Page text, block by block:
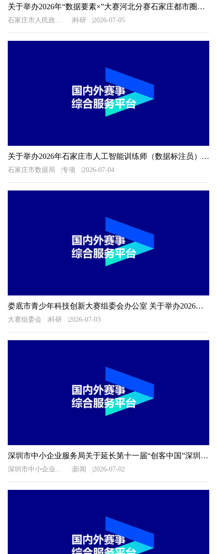
关于举办2026年“数据要素×”大赛河北分赛石家庄都市圈地方赛的通知
石家庄市人民政府办公室 科研 2026-07-05
关于举办2026年石家庄市人工智能训练师（数据标注员）职业技能大赛的通知
石家庄市数据局 专项 2026-07-04
娄底市青少年科技创新大赛组委会办公室 关于举办2026年娄底市青少年科技创新大赛的预通知
大赛组委会 科研 2026-07-03
深圳市中小企业服务局关于延长第十一届“创客中国”深圳市中小企业创新创业大赛暨“专精特新”企业创新创业大赛报名时间的通知
深圳市中小企业服务局 新闻 2026-07-02